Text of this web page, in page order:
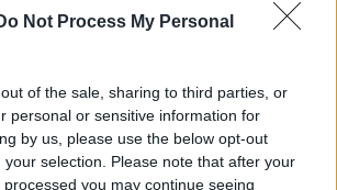
Not Process My Personal
of the sale, sharing to third parties, or
personal or sensitive information for
by us, please use the below opt-out
selection. Please note that after your
you may continue seeing
recebe Santa Eulália na
DEZEMBRO, 2022 0
entrega prendas a